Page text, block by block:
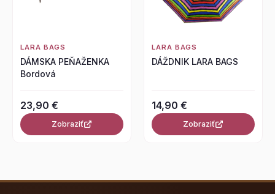
LARA BAGS
DÁMSKA PEŇAŽENKA
Bordová
23,90 €
Zobraziť
LARA BAGS
DÁŽDNIK LARA BAGS
14,90 €
Zobraziť